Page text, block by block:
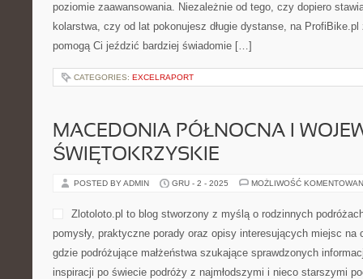
poziomie zaawansowania. Niezależnie od tego, czy dopiero
kolarstwa, czy od lat pokonujesz długie dystanse, na
pomogą Ci jeździć bardziej świadomie […]
CATEGORIES: EXCELRAPORT
MACEDONIA PÓŁNOCNA I
ŚWIĘTOKRZYSKIE
POSTED BY ADMIN GRU - 2 - 2025 MOŻLIWOŚĆ
Zlotoloto.pl to blog stworzony z myślą o rodzinnych
pomysły, praktyczne porady oraz opisy interesujących miejsc na
gdzie podróżujące małżeństwa szukające sprawdzonych
inspiracji po świecie podróży z najmłodszymi i nieco starszymi